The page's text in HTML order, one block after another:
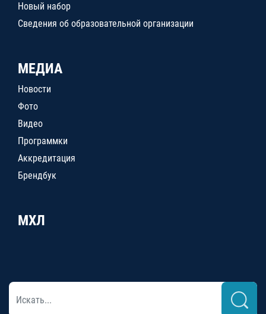
Новый набор
Сведения об образовательной организации
МЕДИА
Новости
Фото
Видео
Программки
Аккредитация
Брендбук
МХЛ